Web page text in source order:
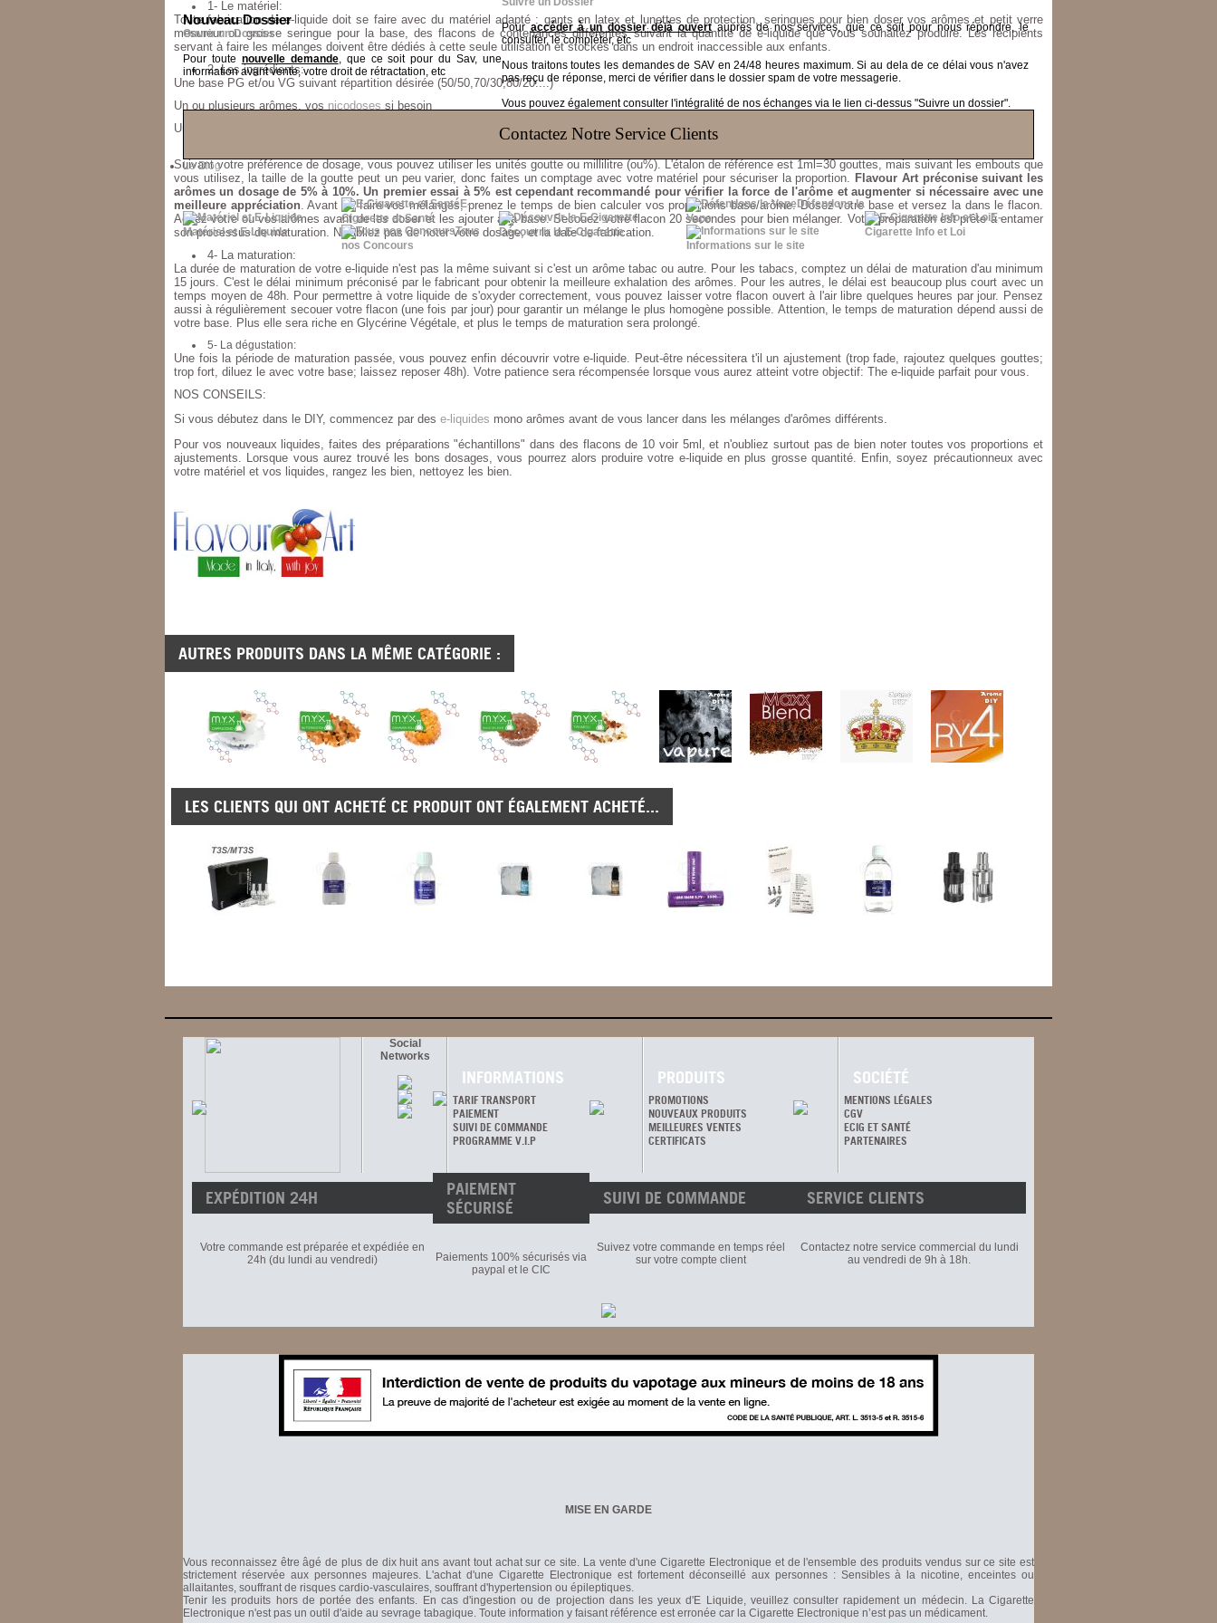
Nouveau Dossier
Ouvrir un Dossier
Pour toute nouvelle demande, que ce soit pour du Sav, une
information avant vente, votre droit de rétractation, etc
Pouraccéder à un dossier déjà ouvertauprès de nos services, que ce soit pour nous répondre, le
consulter, le compléter, etc
Nous traitons toutes les demandes de SAV en 24/48 heures maximum.Si au dela de ce délai vous n'avez
pas reçu de réponse, merci de vérifier dans le dossier spam de votre messagerie.
Vous pouvez également consulter l'intégralité de nos échanges via le lien ci-dessus "Suivre un dossier".
Contactez Notre Service Clients
Le Blog
Matériel et E-Liquide
E-
Cigarette et Santé
Tous
nos Concours
Découvrir la E-Cigarette
Défendons la
Vape
Informations sur le site
E-
Cigarette Info et Loi
1- Le matériel:
Toute fabrication de e-liquide doit se faire avec du matériel adapté : gants en latex et lunettes de protection, seringues pour bien doser vos arômes et petit verre
mesureur ou grosse seringue pour la base, des flacons de contenances différentes suivant la quantité de e-liquide que vous souhaitez produire. Les récipients
servant à faire les mélanges doivent être dédiés à cette seule utilisation et stockés dans un endroit inaccessible aux enfants.
2- Les ingrédients:
Une base PG et/ou VG suivant répartition désirée (50/50,70/30,80/20....)
Un ou plusieurs arômes, vos nicodoses si besoin
Un additif (pas obligatoire, dépend de ce que vous souhaitez obtenir en +- sucré, +-acide...) dosé entre 1% et 3% car généralement très fort.
Suivant votre préférence de dosage, vous pouvez utiliser les unités goutte ou millilitre (ou%). L'étalon de référence est 1ml=30 gouttes, mais suivant les embouts que
vous utilisez, la taille de la goutte peut un peu varier, donc faites un comptage avec votre matériel pour sécuriser la proportion. Flavour Art préconise suivant les
arômes un dosage de 5% à 10%. Un premier essai à 5% est cependant recommandé pour vérifier la force de l'arôme et augmenter si nécessaire avec une
meilleure appréciation. Avant de faire vos mélanges, prenez le temps de bien calculer vos proportions base/arôme. Dosez votre base et versez la dans le flacon.
Agitez votre ou vos arômes avant de les doser et les ajouter à la base. Secouez votre flacon 20 secondes pour bien mélanger. Votre préparation est prête à entamer
son processus de maturation. N'oubliez pas de noter votre dosage, et la date de fabrication.
4- La maturation:
La durée de maturation de votre e-liquide n'est pas la même suivant si c'est un arôme tabac ou autre. Pour les tabacs, comptez un délai de maturation d'au minimum
15 jours. C'est le délai minimum préconisé par le fabricant pour obtenir la meilleure exhalation des arômes. Pour les autres, le délai est beaucoup plus court avec un
temps moyen de 48h. Pour permettre à votre liquide de s'oxyder correctement, vous pouvez laisser votre flacon ouvert à l'air libre quelques heures par jour. Pensez
aussi à régulièrement secouer votre flacon (une fois par jour) pour garantir un mélange le plus homogène possible. Attention, le temps de maturation dépend aussi de
votre base. Plus elle sera riche en Glycérine Végétale, et plus le temps de maturation sera prolongé.
5- La dégustation:
Une fois la période de maturation passée, vous pouvez enfin découvrir votre e-liquide. Peut-être nécessitera t'il un ajustement (trop fade, rajoutez quelques gouttes;
trop fort, diluez le avec votre base; laissez reposer 48h). Votre patience sera récompensée lorsque vous aurez atteint votre objectif: The e-liquide parfait pour vous.
NOS CONSEILS:
Si vous débutez dans le DIY, commencez par des e-liquides mono arômes avant de vous lancer dans les mélanges d'arômes différents.
Pour vos nouveaux liquides, faites des préparations "échantillons" dans des flacons de 10 voir 5ml, et n'oubliez surtout pas de bien noter toutes vos proportions et
ajustements. Lorsque vous aurez trouvé les bons dosages, vous pourrez alors produire votre e-liquide en plus grosse quantité. Enfin, soyez précautionneux avec
votre matériel et vos liquides, rangez les bien, nettoyez les bien.
AUTRES PRODUITS DANS LA MÊME CATÉGORIE :
LES CLIENTS QUI ONT ACHETÉ CE PRODUIT ONT ÉGALEMENT ACHETÉ...
Social
Networks
INFORMATIONS
TARIF TRANSPORT
PAIEMENT
SUIVI DE COMMANDE
PROGRAMME V.I.P
PRODUITS
PROMOTIONS
NOUVEAUX PRODUITS
MEILLEURES VENTES
CERTIFICATS
SOCIÉTÉ
MENTIONS LÉGALES
CGV
ECIG ET SANTÉ
PARTENAIRES
EXPÉDITION 24H
Votre commande est préparée et expédiée en
24h (du lundi au vendredi)
PAIEMENT
SÉCURISÉ
Paiements 100% sécurisés via
paypal et le CIC
SUIVI DE COMMANDE
Suivez votre commande en temps réel
sur votre compte client
SERVICE CLIENTS
Contactez notre service commercial du lundi
au vendredi de 9h à 18h.
MISE EN GARDE
Vous reconnaissez être âgé de plus de dix huit ans avant tout achat sur ce site. La vente d'une Cigarette Electronique et de l'ensemble des produits vendus sur ce site est
strictement réservée aux personnes majeures. L'achat d'une Cigarette Electronique est fortement déconseillé aux personnes : Sensibles à la nicotine, enceintes ou
allaitantes, souffrant de risques cardio-vasculaires, souffrant d'hypertension ou épileptiques.
Tenir les produits hors de portée des enfants. En cas d'ingestion ou de projection dans les yeux d'E Liquide, veuillez consulter rapidement un médecin. La Cigarette
Electronique n'est pas un outil d'aide au sevrage tabagique. Toute information y faisant référence est erronée car la Cigarette Electronique n’est pas un médicament.